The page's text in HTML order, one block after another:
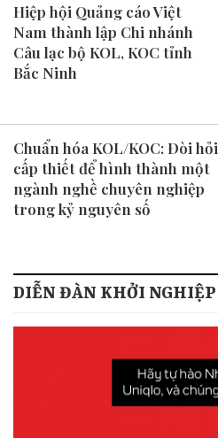
Hiệp hội Quảng cáo Việt
Nam thành lập Chi nhánh
Câu lạc bộ KOL, KOC tỉnh
Bắc Ninh
Chuẩn hóa KOL/KOC: Đòi hỏi
cấp thiết để hình thành một
ngành nghề chuyên nghiệp
trong kỷ nguyên số
DIỄN ĐÀN KHỞI NGHIỆP